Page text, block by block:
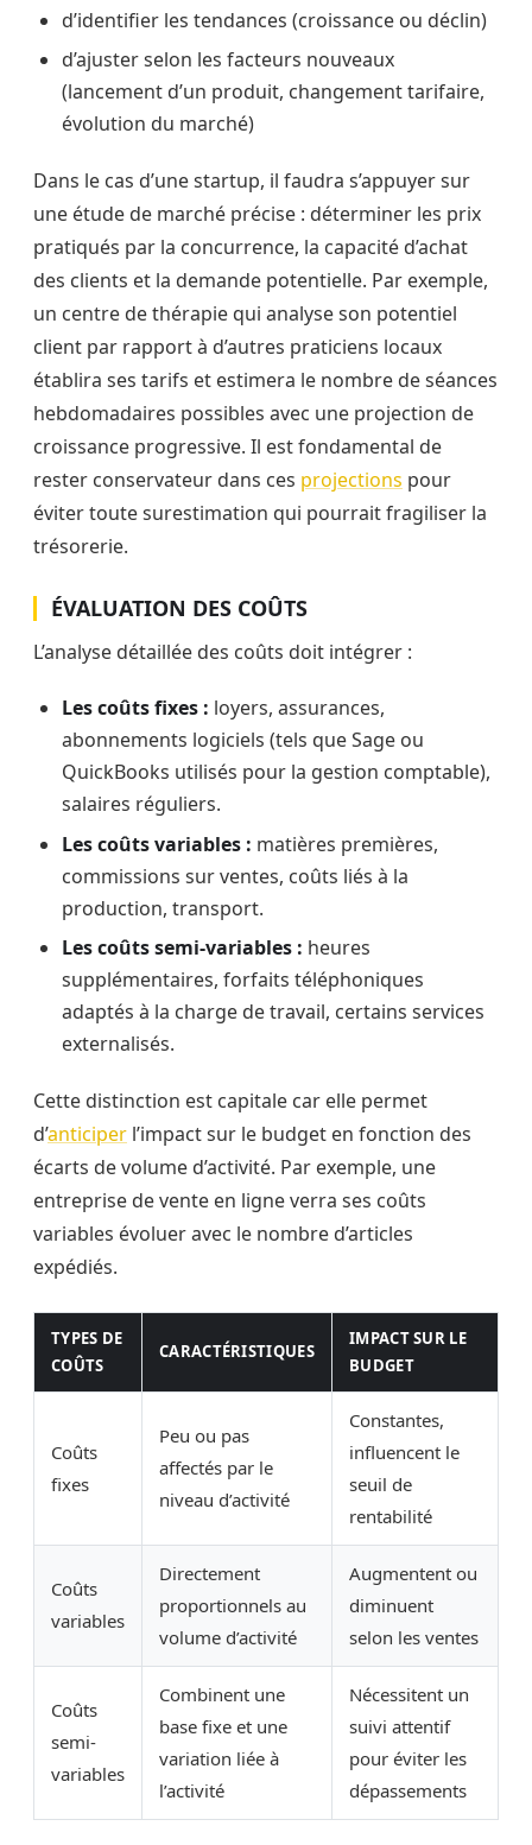
d’identifier les tendances (croissance ou déclin)
d’ajuster selon les facteurs nouveaux
(lancement d’un produit, changement tarifaire,
évolution du marché)
Dans le cas d’une startup, il faudra s’appuyer sur
une étude de marché précise : déterminer les prix
pratiqués par la concurrence, la capacité d’achat
des clients et la demande potentielle. Par exemple,
un centre de thérapie qui analyse son potentiel
client par rapport à d’autres praticiens locaux
établira ses tarifs et estimera le nombre de séances
hebdomadaires possibles avec une projection de
croissance progressive. Il est fondamental de
rester conservateur dans ces projections pour
éviter toute surestimation qui pourrait fragiliser la
trésorerie.
ÉVALUATION DES COÛTS
L’analyse détaillée des coûts doit intégrer :
Les coûts fixes : loyers, assurances,
abonnements logiciels (tels que Sage ou
QuickBooks utilisés pour la gestion comptable),
salaires réguliers.
Les coûts variables : matières premières,
commissions sur ventes, coûts liés à la
production, transport.
Les coûts semi-variables : heures
supplémentaires, forfaits téléphoniques
adaptés à la charge de travail, certains services
externalisés.
Cette distinction est capitale car elle permet
d’anticiper l’impact sur le budget en fonction des
écarts de volume d’activité. Par exemple, une
entreprise de vente en ligne verra ses coûts
variables évoluer avec le nombre d’articles
expédiés.
TYPES DE
COÛTS
CARACTÉRISTIQUES
IMPACT SUR LE
BUDGET
Coûts
fixes
Peu ou pas
affectés par le
niveau d’activité
Constantes,
influencent le
seuil de
rentabilité
Coûts
variables
Directement
proportionnels au
volume d’activité
Augmentent ou
diminuent
selon les ventes
Coûts
semi-
variables
Combinent une
base fixe et une
variation liée à
l’activité
Nécessitent un
suivi attentif
pour éviter les
dépassements